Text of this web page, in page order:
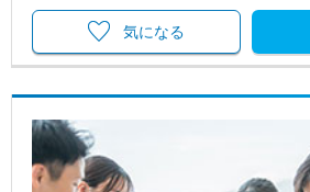
気になる